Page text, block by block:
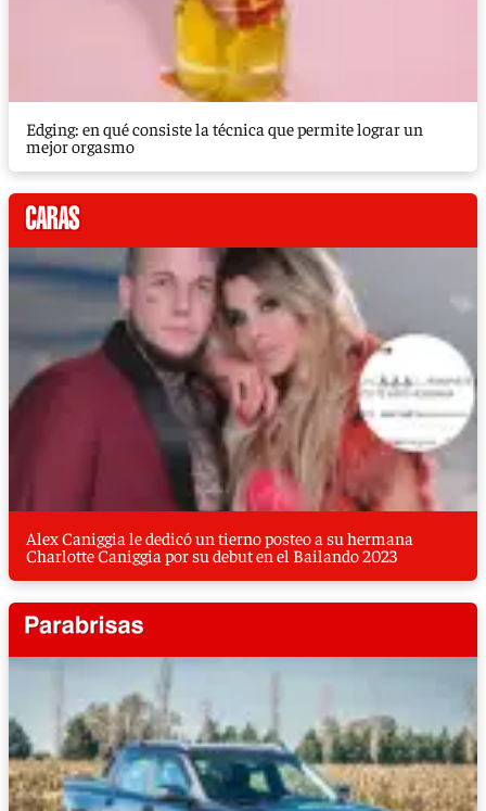
Edging: en qué consiste la técnica que permite lograr un
mejor orgasmo
Alex Caniggia le dedicó un tierno posteo a su hermana
Charlotte Caniggia por su debut en el Bailando 2023